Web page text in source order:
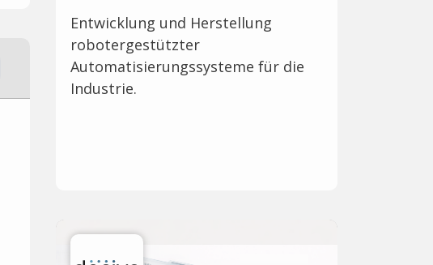
Entwicklung und Herstellung
robotergestützter
Automatisierungssysteme für die
Industrie.